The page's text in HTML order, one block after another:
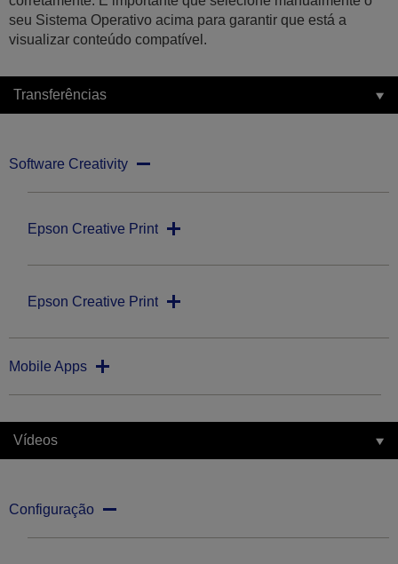
seu Sistema Operativo acima para garantir que está a
visualizar conteúdo compatível.
Transferências
Software Creativity
Epson Creative Print
Epson Creative Print
Mobile Apps
Vídeos
Configuração